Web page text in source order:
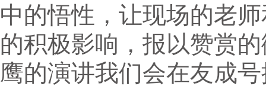
中的悟性，让现场的老
的积极影响，报以赞赏
鹰的演讲我们会在友成